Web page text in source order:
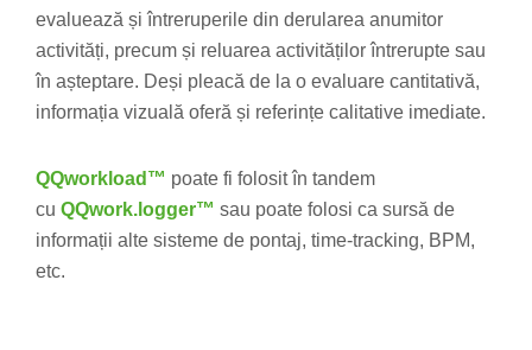
evaluează și întreruperile din derularea anumitor
activități, precum și reluarea activităților întrerupte sau
în așteptare. Deși pleacă de la o evaluare cantitativă,
informația vizuală oferă și referințe calitative imediate.
QQworkload™ poate fi folosit în tandem
cu QQwork.logger™ sau poate folosi ca sursă de
informații alte sisteme de pontaj, time-tracking, BPM,
etc.